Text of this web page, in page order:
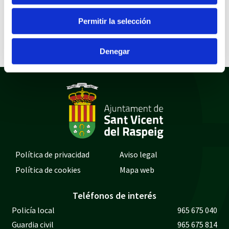
Permitir la selección
Denegar
Documentos
DECRETO INCOACIÓN CSUM03/20
Política de privacidad
Aviso legal
Política de cookies
Mapa web
Teléfonos de interés
Policía local
965 675 040
Guardia civil
965 675 814